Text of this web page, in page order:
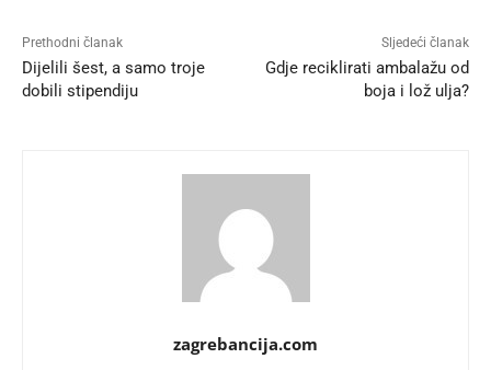
Prethodni članak
Dijelili šest, a samo troje
dobili stipendiju
Sljedeći članak
Gdje reciklirati ambalažu od
boja i lož ulja?
zagrebancija.com